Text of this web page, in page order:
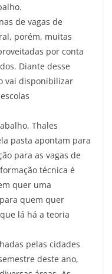
de vagas de
porém, muitas
por conta
Diante desse
vai disponibilizar
Thales
pasta apontam para
para as vagas de
técnica é
quer uma
quem quer
lá há a teoria
pelas cidades
deste ano,